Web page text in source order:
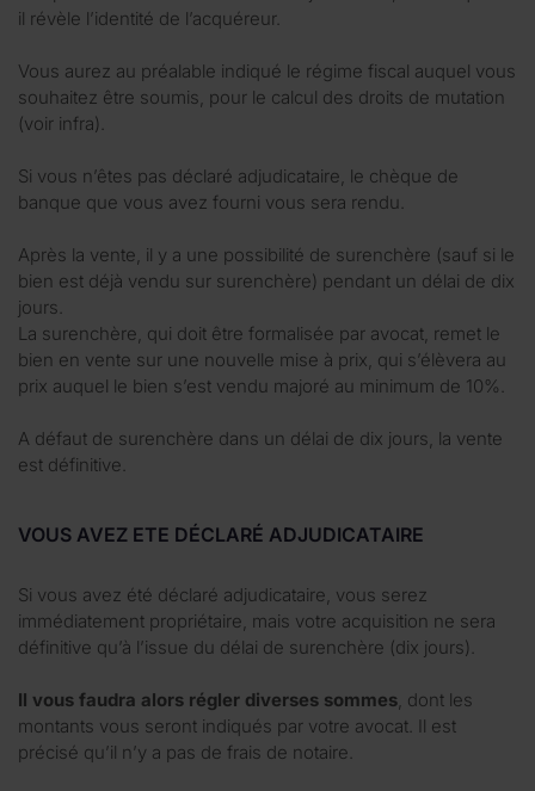
il révèle l’identité de l’acquéreur.
Vous aurez au préalable indiqué le régime fiscal auquel vous
souhaitez être soumis, pour le calcul des droits de mutation
(voir infra).
Si vous n’êtes pas déclaré adjudicataire, le chèque de
banque que vous avez fourni vous sera rendu.
Après la vente, il y a une possibilité de surenchère (sauf si le
bien est déjà vendu sur surenchère) pendant un délai de dix
jours.
La surenchère, qui doit être formalisée par avocat, remet le
bien en vente sur une nouvelle mise à prix, qui s’élèvera au
prix auquel le bien s’est vendu majoré au minimum de 10%.
A défaut de surenchère dans un délai de dix jours, la vente
est définitive.
VOUS AVEZ ETE DÉCLARÉ ADJUDICATAIRE
Si vous avez été déclaré adjudicataire, vous serez
immédiatement propriétaire, mais votre acquisition ne sera
définitive qu’à l’issue du délai de surenchère (dix jours).
Il vous faudra alors régler diverses sommes , dont les
montants vous seront indiqués par votre avocat. Il est
précisé qu’il n’y a pas de frais de notaire.